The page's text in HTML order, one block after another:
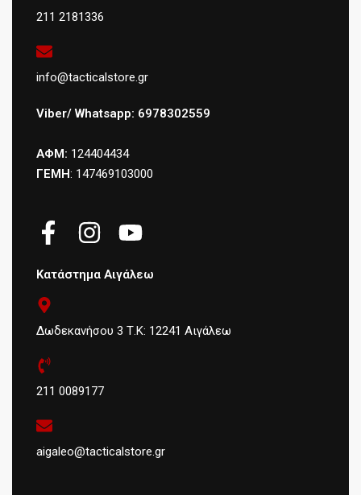
211 2181336
info@tacticalstore.gr
Viber/ Whatsapp: 6978302559
ΑΦΜ: 124404434
ΓΕΜΗ: 147469103000
Κατάστημα Αιγάλεω
Δωδεκανήσου 3 Τ.Κ: 12241 Αιγάλεω
211 0089177
aigaleo@tacticalstore.gr